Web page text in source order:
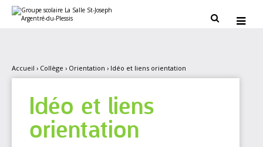
contenu.
personnels
 
Accueil › Collège › Orientation › Idéo et liens orientation
Idéo et liens
orientation